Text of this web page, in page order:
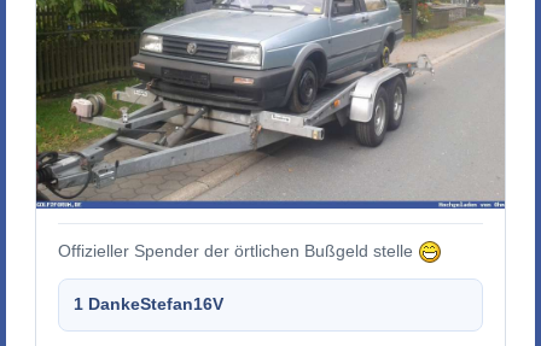
Offizieller Spender der örtlichen Bußgeld stelle
1 DankeStefan16V